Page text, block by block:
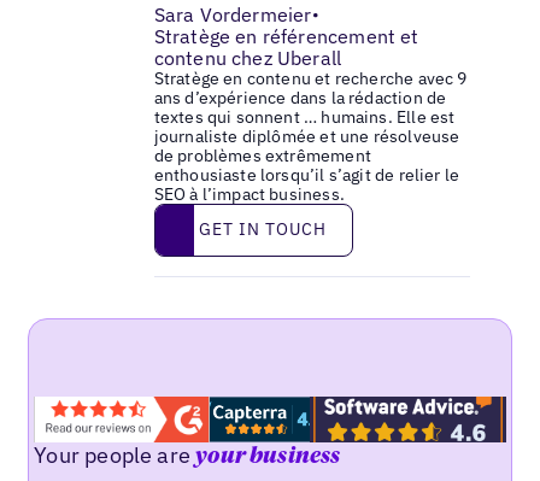
Sara Vordermeier•
Stratège en référencement et
contenu chez Uberall
Stratège en contenu et recherche avec 9
ans d’expérience dans la rédaction de
textes qui sonnent … humains. Elle est
journaliste diplômée et une résolveuse
de problèmes extrêmement
enthousiaste lorsqu’il s’agit de relier le
SEO à l’impact business.
Get in touch
GET IN TOUCH
Your people areyour business